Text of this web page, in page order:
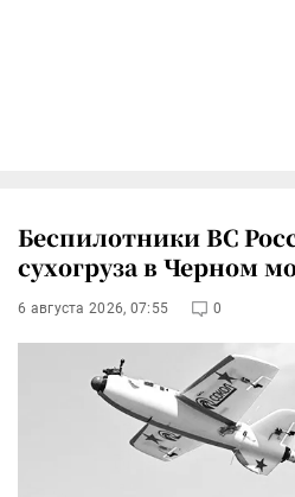
Беспилотники ВС
сухогруза в Черном
6 августа 2026, 07:55 0